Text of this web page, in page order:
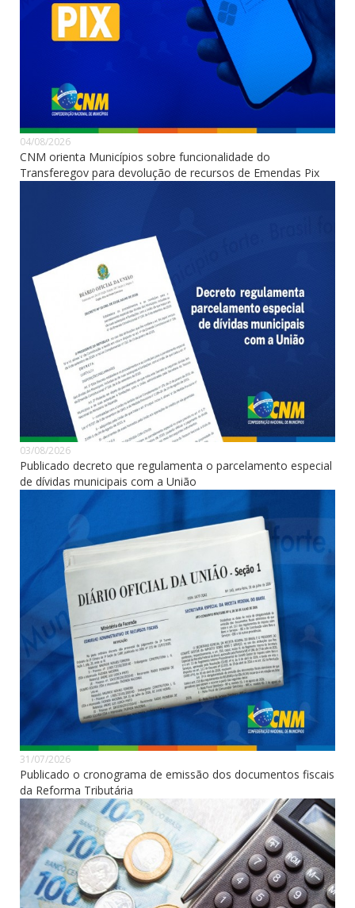
04/08/2026
CNM orienta Municípios sobre funcionalidade do
Transferegov para devolução de recursos de Emendas Pix
03/08/2026
Publicado decreto que regulamenta o parcelamento especial
de dívidas municipais com a União
31/07/2026
Publicado o cronograma de emissão dos documentos fiscais
da Reforma Tributária